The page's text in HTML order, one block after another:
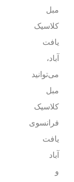
مبل
کلاسیک
یافت
آباد،
می‌توانید
مبل
کلاسیک
فرانسوی
یافت
آباد
و